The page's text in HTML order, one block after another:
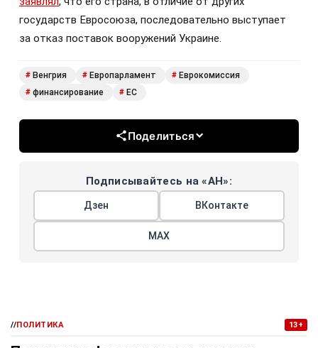
государств Евросоюза, последовательно выступает
за отказ поставок вооружений Украине.
# Венгрия # Европарламент # Еврокомиссия
# финансирование # ЕС
Поделиться
Подписывайтесь на «АН»:
Дзен ВКонтакте
МАХ
//ПОЛИТИКА 13+